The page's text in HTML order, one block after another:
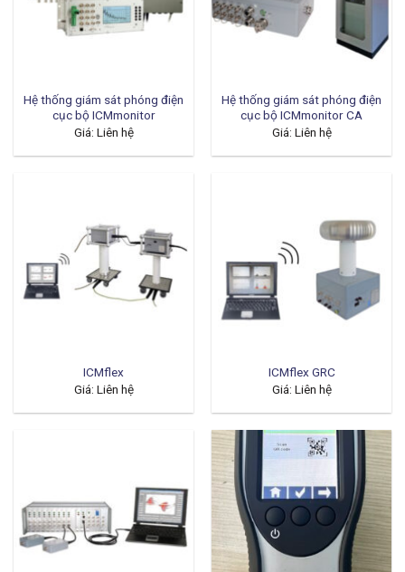
Hệ thống giám sát phóng điện
cục bộ ICMmonitor
Giá: Liên hệ
Hệ thống giám sát phóng điện
cục bộ ICMmonitor CA
Giá: Liên hệ
ICMflex
Giá: Liên hệ
ICMflex GRC
Giá: Liên hệ